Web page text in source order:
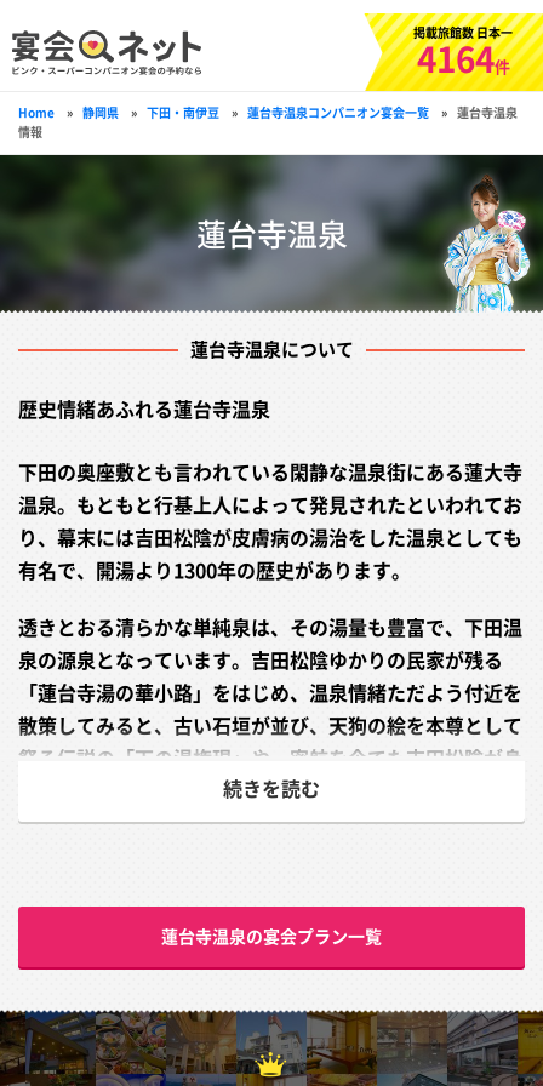
掲載旅館数 日本一
4164件
Home » 静岡県 » 下田・南伊豆 » 蓮台寺温泉コンパニオン宴会一覧 » 蓮台寺温泉
情報
蓮台寺温泉
蓮台寺温泉について
歴史情緒あふれる蓮台寺温泉
下田の奥座敷とも言われている閑静な温泉街にある蓮大寺
温泉。もともと行基上人によって発見されたといわれてお
り、幕末には吉田松陰が皮膚病の湯治をした温泉としても
有名で、開湯より1300年の歴史があります。
透きとおる清らかな単純泉は、その湯量も豊富で、下田温
泉の源泉となっています。吉田松陰ゆかりの民家が残る
「蓮台寺湯の華小路」をはじめ、温泉情緒ただよう付近を
散策してみると、古い石垣が並び、天狗の絵を本尊として
祭る伝説の「下の湯権現」や、密航を企てた吉田松陰が身
を寄せた「村山邸」など歴史を物語る名所が点在し、史跡
に魅了され、豊かな自然には心から癒されることでしょ
そして、皆様の旅の夜に欠かせないのは、美形コンパニオ
ンよる至極の接待です。絶品お料理とともに地元の愛らし
い女の子をお愉しみください。
続きを読む
蓮台寺温泉の宴会プラン一覧